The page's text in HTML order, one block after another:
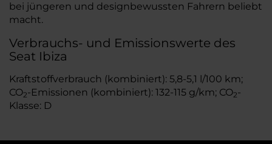
bei jüngeren und designbewussten Fahrern beliebt
macht.
Verbrauchs- und Emissionswerte des
Seat Ibiza
Kraftstoffverbrauch (kombiniert): 5,8-5,1 l/100 km;
CO2-Emissionen (kombiniert): 132-115 g/km; CO2-
Klasse: D